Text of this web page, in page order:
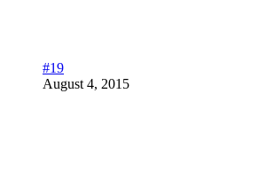
#19
August 4, 2015